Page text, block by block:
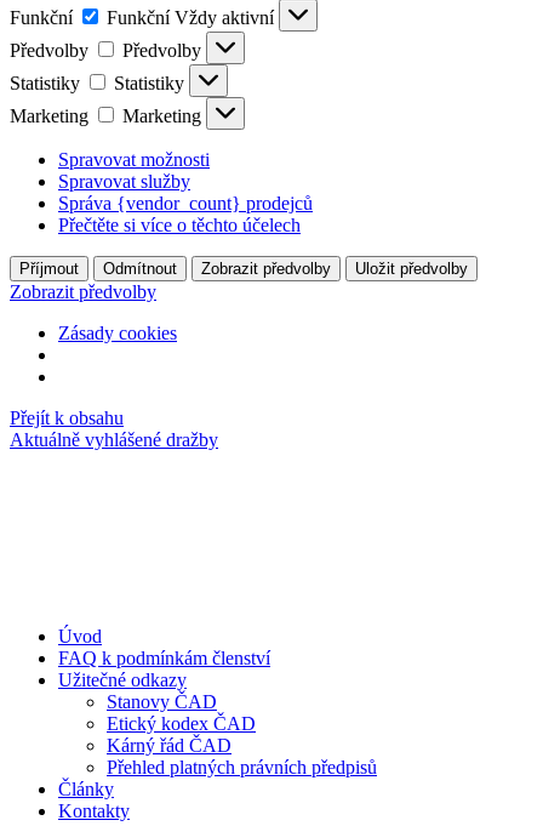
Funkční
Funkční Vždy aktivní
Předvolby
Předvolby
Statistiky
Statistiky
Marketing
Marketing
Spravovat možnosti
Spravovat služby
Správa {vendor_count} prodejců
Přečtěte si více o těchto účelech
Příjmout Odmítnout Zobrazit předvolby Uložit předvolby
Zobrazit předvolby
Zásady cookies
Přejít k obsahu
Aktuálně vyhlášené dražby
Úvod
FAQ k podmínkám členství
Užitečné odkazy
Stanovy ČAD
Etický kodex ČAD
Kárný řád ČAD
Přehled platných právních předpisů
Články
Kontakty